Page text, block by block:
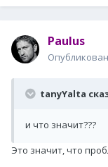
Paulus
tanyYalta
и что значит???
Это значит, что